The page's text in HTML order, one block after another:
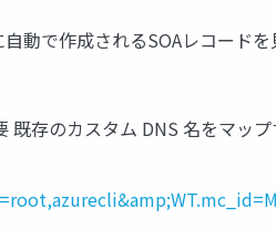
動で作成されるSOAレコード
既存のカスタム DNS 名をマッ